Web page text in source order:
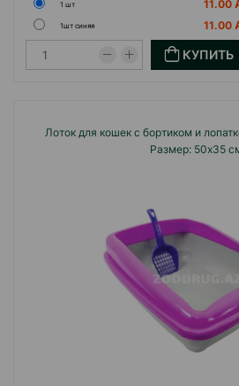
Ароматизаторы-поглотители
ароматы (лаванда, клубника,
1 шт
11.00
1шт синяя 11.00
КУПИТЬ
Лоток для кошек с бортиком и
Размер: 50х35